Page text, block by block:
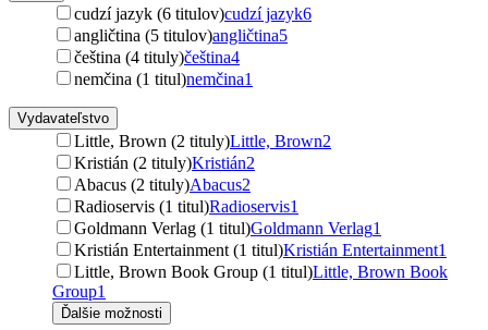
cudzí jazyk (6 titulov)cudzí jazyk6
angličtina (5 titulov)angličtina5
čeština (4 tituly)čeština4
nemčina (1 titul)nemčina1
Vydavateľstvo
Little, Brown (2 tituly)Little, Brown2
Kristián (2 tituly)Kristián2
Abacus (2 tituly)Abacus2
Radioservis (1 titul)Radioservis1
Goldmann Verlag (1 titul)Goldmann Verlag1
Kristián Entertainment (1 titul)Kristián Entertainment1
Little, Brown Book Group (1 titul)Little, Brown Book
Group1
Ďalšie možnosti